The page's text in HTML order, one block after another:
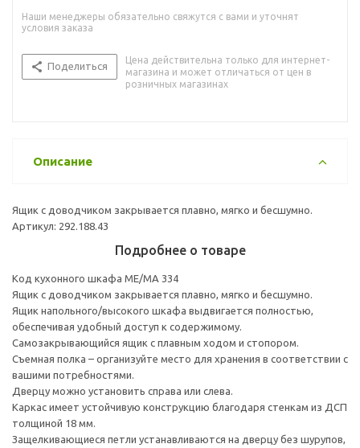
Наши менеджеры обязательно свяжутся с вами и уточнят
условия заказа
Поделиться
Цена действительна только для интернет-
магазина и может отличаться от цен в
розничных магазинах
Описание
Ящик с доводчиком закрывается плавно, мягко и бесшумно.
Артикул: 292.188.43
Подробнее о товаре
Код кухонного шкафа ME/MA 334
Ящик с доводчиком закрывается плавно, мягко и бесшумно.
Ящик напольного/высокого шкафа выдвигается полностью,
обеспечивая удобный доступ к содержимому.
Cамозакрывающийся ящик с плавным ходом и стопором.
Съемная полка – организуйте место для хранения в соответствии с
вашими потребностями.
Дверцу можно установить справа или слева.
Каркас имеет устойчивую конструкцию благодаря стенкам из ДСП
толщиной 18 мм.
Защелкивающиеся петли устанавливаются на дверцу без шурупов,